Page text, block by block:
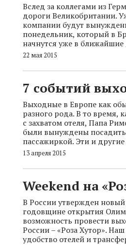
Вслед за коллегами из
дороги Великобритании.
компании будут
понедельник, который в
начнутся уже в
22 мая 2015
7 событий
Выходные в Европе как
разного рода. В то время,
с захватом отеля, Папа
были вынуждены посадить
пассажиркой. Эти и
13 апреля 2015
Weekend на
В России утвержден
годовщине открытия
возможность провести
России – «Роза Хутор».
удобство отелей и